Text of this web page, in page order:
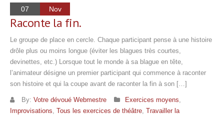
07 Nov
Raconte la fin.
Le groupe de place en cercle. Chaque participant pense à une histoire
drôle plus ou moins longue (éviter les blagues très courtes,
devinettes, etc.) Lorsque tout le monde à sa blague en tête,
l’animateur désigne un premier participant qui commence à raconter
son histoire et qui la coupe avant de raconter la fin à son […]
By: Votre dévoué Webmestre Exercices moyens,
Improvisations, Tous les exercices de théâtre, Travailler la